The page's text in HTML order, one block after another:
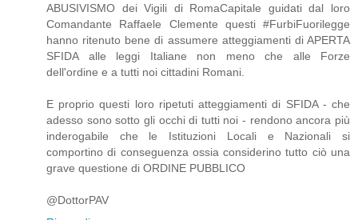
ABUSIVISMO dei Vigili di RomaCapitale guidati dal loro
Comandante Raffaele Clemente questi #FurbiFuorilegge
hanno ritenuto bene di assumere atteggiamenti di APERTA
SFIDA alle leggi Italiane non meno che alle Forze
dell'ordine e a tutti noi cittadini Romani.
E proprio questi loro ripetuti atteggiamenti di SFIDA - che
adesso sono sotto gli occhi di tutti noi - rendono ancora più
inderogabile che le Istituzioni Locali e Nazionali si
comportino di conseguenza ossia considerino tutto ciò una
grave questione di ORDINE PUBBLICO
@DottorPAV